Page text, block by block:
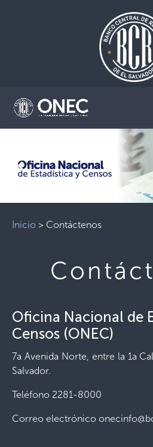
Previous
Inicio > Contáctenos
Oficina Nacional de
Censos (ONEC)
7a Avenida Norte, entre la 1a
Salvador.
Teléfono 2281-8000
Correo electrónico